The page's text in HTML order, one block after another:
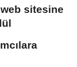
web sitesine